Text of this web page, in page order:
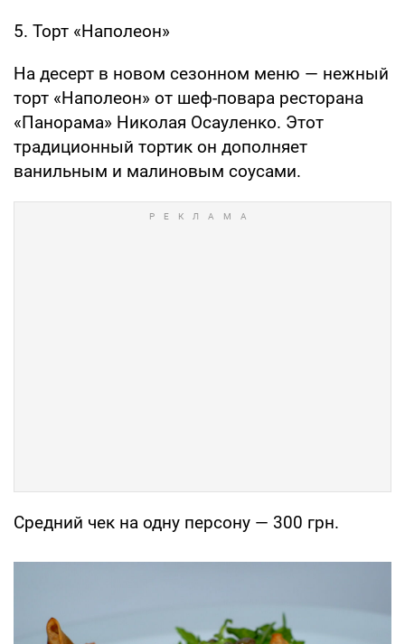
5. Торт «Наполеон»
На десерт в новом сезонном меню — нежный
торт «Наполеон» от шеф-повара ресторана
«Панорама» Николая Осауленко. Этот
традиционный тортик он дополняет
ванильным и малиновым соусами.
Средний чек на одну персону — 300 грн.